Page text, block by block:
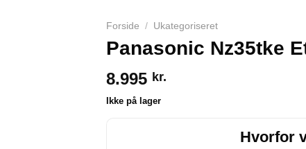
Forside / Ukategoriseret
Panasonic Nz35tke
8.995 kr.
Ikke på lager
Hvorfor